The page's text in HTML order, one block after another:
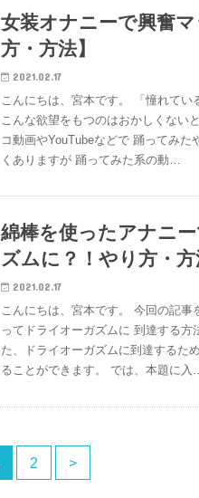
女装オナニーで興奮
方・方法】
2021.02.17
こんにちは、宮本です。 「憧れてい
こんな欲望をもつのはおかしくない
コ動画やYouTubeなどで 踊ってみた
くありますが 踊ってみた系の動…
綿棒を使ったアナニ
ズムに？！やり方・
2021.02.17
こんにちは、宮本です。 今回の記事
ってドライオーガズムに 到達する方
た、ドライオーガズムに到達するた
ることができます。 では、本題に入
2 >